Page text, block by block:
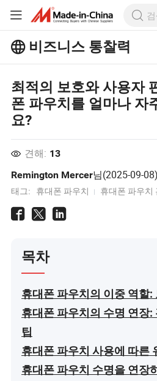
비즈니스 통찰력
최적의 보호와 사용자
폰 파우치를 얼마나 자
요?
견해: 13
Remington Mercer님(2025-09-08)
태그: 휴대폰 파우치 휴대폰 파우치
목차
휴대폰 파우치의 이중 역할:
휴대폰 파우치의 수명 연장:
팁
휴대폰 파우치 사용에 따른
휴대폰 파우치 수명을 연장